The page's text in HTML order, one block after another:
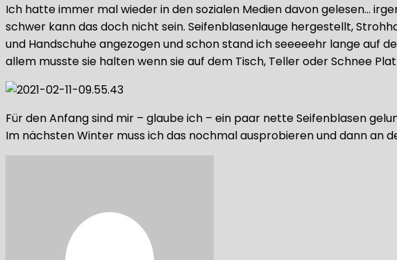
Ich hatte immer mal wieder in den sozialen Medien davon gelesen…
schwer kann das doch nicht sein. Seifenblasenlauge hergestellt,
und Handschuhe angezogen und schon stand ich seeeeehr lange auf
allem musste sie halten wenn sie auf dem Tisch, Teller oder Schnee
Für den Anfang sind mir – glaube ich – ein paar nette Seifenblasen
Im nächsten Winter muss ich das nochmal ausprobieren und dann an